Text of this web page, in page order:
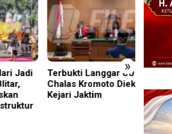
»
Terbukti Langgar UU Merek,
Chalas Kromoto Dieksekusi
Kejari Jaktim